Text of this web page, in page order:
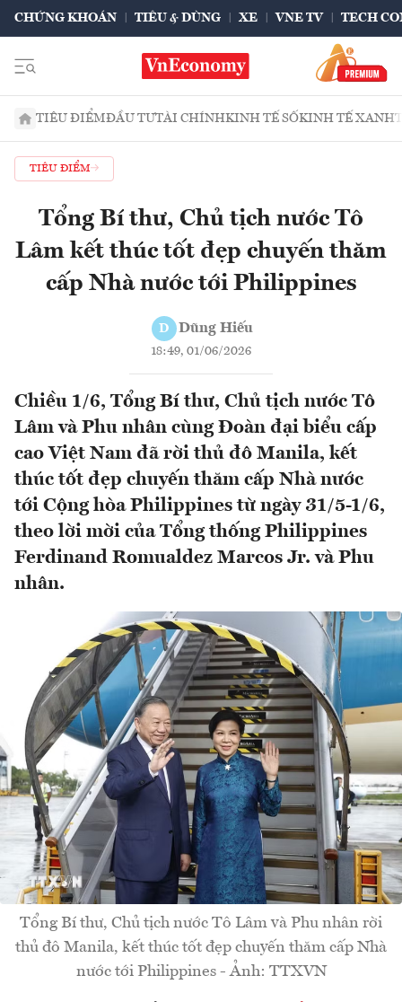
CHỨNG KHOÁN TIÊU & DÙNG XE VNE TV TECH
TIÊU ĐIỂMĐẦU TƯTÀI CHÍNHKINH TẾ SỐKINH TẾ XANH
TIÊU ĐIỂM
Tổng Bí thư, Chủ tịch nước Tô
Lâm kết thúc tốt đẹp chuyến thăm
cấp Nhà nước tới Philippines
D Dũng Hiếu
18:49, 01/06/2026
Chiều 1/6, Tổng Bí thư, Chủ tịch nước Tô
Lâm và Phu nhân cùng Đoàn đại biểu cấp
cao Việt Nam đã rời thủ đô Manila, kết
thúc tốt đẹp chuyến thăm cấp Nhà nước
tới Cộng hòa Philippines từ ngày 31/5-1/6,
theo lời mời của Tổng thống Philippines
Ferdinand Romualdez Marcos Jr. và Phu
nhân.
Tổng Bí thư, Chủ tịch nước Tô Lâm và Phu nhân rời
thủ đô Manila, kết thúc tốt đẹp chuyến thăm cấp Nhà
nước tới Philippines - Ảnh: TTXVN